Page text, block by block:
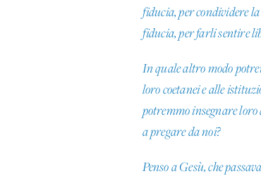
fiducia, per condividere
fiducia, per farli sentire
In quale altro modo
loro coetanei e alle
potremmo insegnare
a pregare da noi?
Penso a Gesù, che